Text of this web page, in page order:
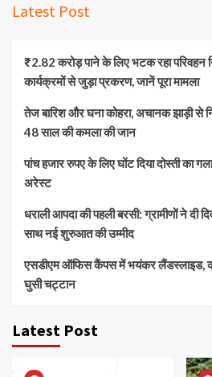
Latest Post
₹2.82 करोड़ पाने के लिए भटक रहा परिवहन
कार्यक्रमों से जुड़ा प्रकरण, जानें पूरा मामला
तेज बारिश और घना कोहरा, अचानक झाड़ी से
48 साल की कमला की जान
पांच हजार रुपए के लिए घोंट दिया दोस्ती का
अरेस्ट
धराली आपदा की पहली बरसी: ग्रामीणों ने दी
साथ नई शुरुआत की उम्मीद
एसडीएम ऑफिस कैंपस में भयंकर लैंडस्लाइड,
घुसी चट्टान
Latest Post